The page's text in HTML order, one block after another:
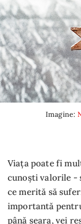
Imagine:
Viața poate fi
cunoști valorile -
ce merită să
importantă
până seara, vei